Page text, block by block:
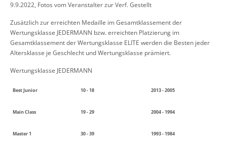
9.9.2022, Fotos vom Veranstalter zur Verf. Gestellt
Zusätzlich zur erreichten Medaille im Gesamtklassement der
Wertungsklasse JEDERMANN bzw. erreichten Platzierung im
Gesamtklassement der Wertungsklasse ELITE werden die Besten jeder
Altersklasse je Geschlecht und Wertungsklasse prämiert.
Wertungsklasse JEDERMANN
Best Junior 10 - 18 2013 - 2005
Main Class 19 - 29 2004 - 1994
Master 1 30 - 39 1993 - 1984